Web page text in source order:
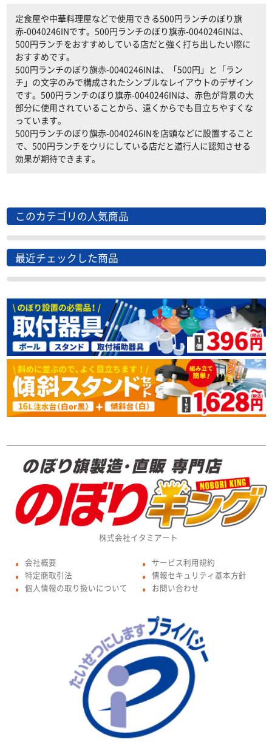
定食屋や中華料理屋などで使用できる500円ランチのぼり旗
赤-0040246INです。500円ランチのぼり旗赤-0040246INは、
500円ランチをおすすめしている店だと強く打ち出したい際に
おすすめです。
500円ランチのぼり旗赤-0040246INは、「500円」と「ラン
チ」の文字のみで構成されたシンプルなレイアウトのデザイン
です。500円ランチのぼり旗赤-0040246INは、赤色が背景の大
部分に使用されていることから、遠くからでも目立ちやすくな
っています。
500円ランチのぼり旗赤-0040246INを店頭などに設置すること
で、500円ランチをウリにしている店だと道行人に認知させる
効果が期待できます。
このカテゴリの人気商品
最近チェックした商品
株式会社イタミアート
● 会社概要
● 特定商取引法
● 個人情報の取り扱いについて
● サービス利用規約
● 情報セキュリティ基本方針
● お問い合わせ